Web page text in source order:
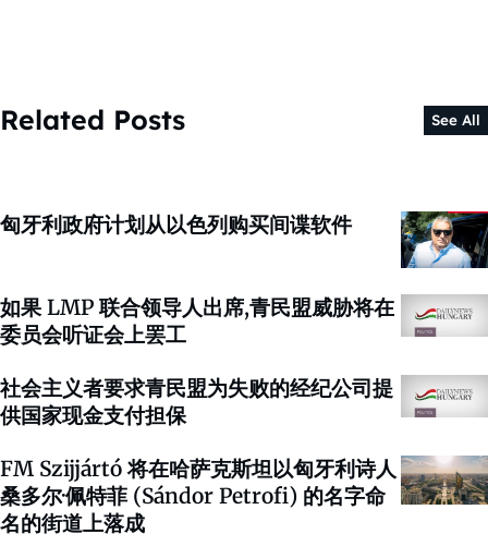
Related Posts See All
匈牙利政府计划从以色列购买间谍软件
如果 LMP 联合领导人出席,青民盟威胁将在
委员会听证会上罢工
社会主义者要求青民盟为失败的经纪公司提
供国家现金支付担保
FM Szijjártó 将在哈萨克斯坦以匈牙利诗人
桑多尔·佩特菲 (Sándor Petrofi) 的名字命
名的街道上落成